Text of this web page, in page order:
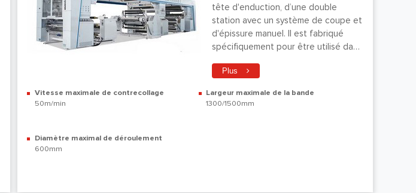
tête d'enduction, d’une double
station avec un système de coupe et
d'épissure manuel. Il est fabriqué
spécifiquement pour être utilisé dans
décoratifs.
Plus
Vitesse maximale de contrecollage
50m/min
Largeur maximale de la bande
1300/1500mm
Diamètre maximal de déroulement
600mm